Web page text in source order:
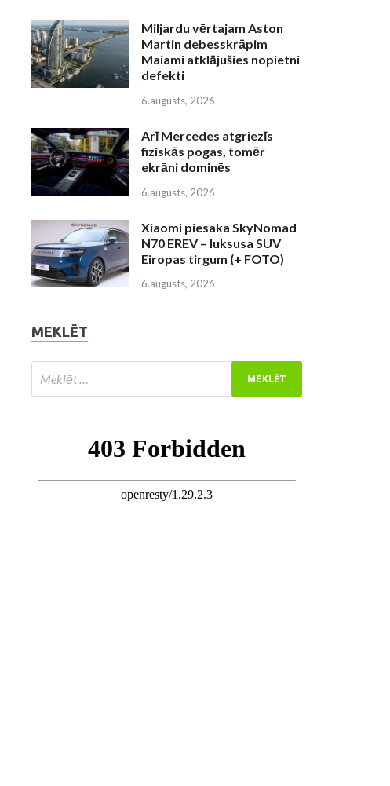
Miljardu vērtajam Aston
Martin debesskrāpim
Maiami atklājušies nopietni
defekti
6.augusts, 2026
Arī Mercedes atgriezīs
fiziskās pogas, tomēr
ekrāni dominēs
6.augusts, 2026
Xiaomi piesaka SkyNomad
N70 EREV – luksusa SUV
Eiropas tirgum (+ FOTO)
6.augusts, 2026
MEKLĒT